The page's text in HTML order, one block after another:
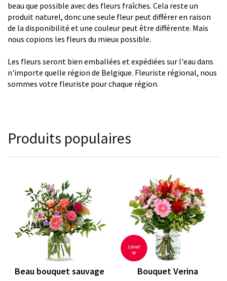
beau que possible avec des fleurs fraîches. Cela reste un
produit naturel, donc une seule fleur peut différer en raison
de la disponibilité et une couleur peut être différente. Mais
nous copions les fleurs du mieux possible.
Les fleurs seront bien emballées et expédiées sur l'eau dans
n'importe quelle région de Belgique. Fleuriste régional, nous
sommes votre fleuriste pour chaque région.
Produits populaires
Beau bouquet sauvage Bouquet Verina